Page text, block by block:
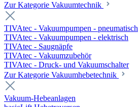
Zur Kategorie Vakuumtechnik
TIVAtec - Vakuumpumpen - pneumatisch
TIVAtec - Vakuumpumpen - elektrisch
TIVAtec - Saugnäpfe
TIVAtec - Vakuumzubehör
TIVAtec - Druck- und Vakuumschalter
Zur Kategorie Vakuumhebetechnik
Vakuum-Hebeanlagen